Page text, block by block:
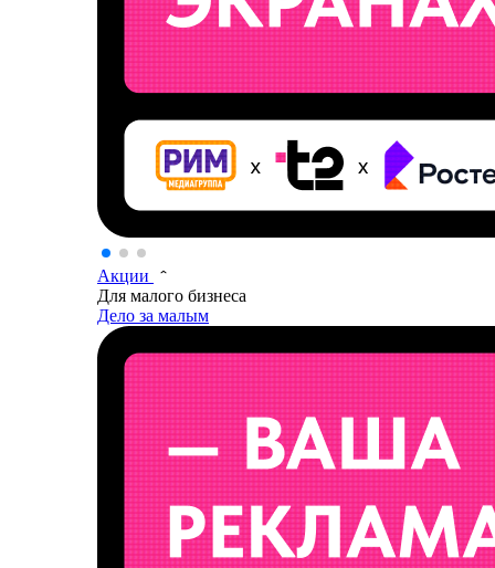
Акции
Для малого бизнеса
Дело за малым